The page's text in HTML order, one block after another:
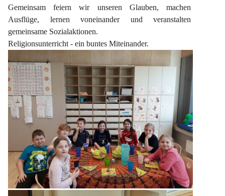
Gemeinsam feiern wir unseren Glauben, machen
Ausflüge, lernen voneinander und veranstalten
gemeinsame Sozialaktionen.
Religionsunterricht - ein buntes Miteinander.